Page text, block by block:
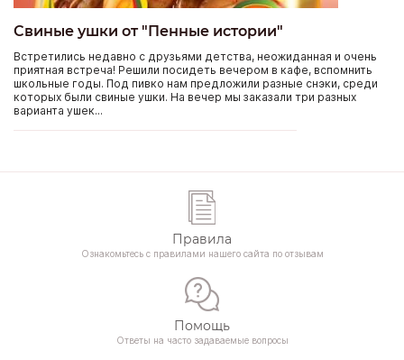
Свиные ушки от "Пенные истории"
Встретились недавно с друзьями детства, неожиданная и очень
приятная встреча! Решили посидеть вечером в кафе, вспомнить
школьные годы. Под пивко нам предложили разные снэки, среди
которых были свиные ушки. На вечер мы заказали три разных
варианта ушек...
Правила
Ознакомьтесь с правилами нашего сайта по отзывам
Помощь
Ответы на часто задаваемые вопросы